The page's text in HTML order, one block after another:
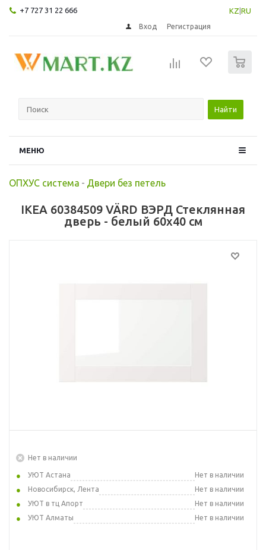
+7 727 31 22 666 KZ RU
Вход Регистрация
Найти
МЕНЮ
ОПХУС система - Двери без петель
IKEA 60384509 VÄRD ВЭРД Стеклянная
дверь - белый 60x40 см
Нет в наличии
УЮТ Астана
Нет в наличии
Новосибирск, Лента
Нет в наличии
УЮТ в тц Апорт
Нет в наличии
УЮТ Алматы
Нет в наличии